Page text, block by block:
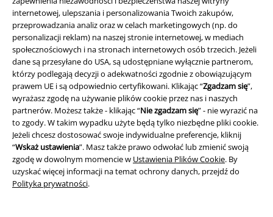
internetowej, ulepszania i personalizowania Twoich zakupów,
przeprowadzania analiz oraz w celach marketingowych (np. do
personalizacji reklam) na naszej stronie internetowej, w mediach
społecznościowych i na stronach internetowych osób trzecich. Jeżeli
dane są przesyłane do USA, są udostępniane wyłącznie partnerom,
którzy podlegają decyzji o adekwatności zgodnie z obowiązującym
prawem UE i są odpowiednio certyfikowani. Klikając “Zgadzam się”,
wyrażasz zgodę na używanie plików cookie przez nas i naszych
partnerów. Możesz także - klikając “Nie zgadzam się” - nie wyrazić na
to zgody. W takim wypadku użyte będą tylko niezbędne pliki cookie.
Jeżeli chcesz dostosować swoje indywidualne preferencje, kliknij
“Wskaż ustawienia”. Masz także prawo odwołać lub zmienić swoją
zgodę w dowolnym momencie w Ustawienia Plików Cookie. By
uzyskać więcej informacji na temat ochrony danych, przejdź do
Polityka prywatności.
Społeczność
Metody płatności